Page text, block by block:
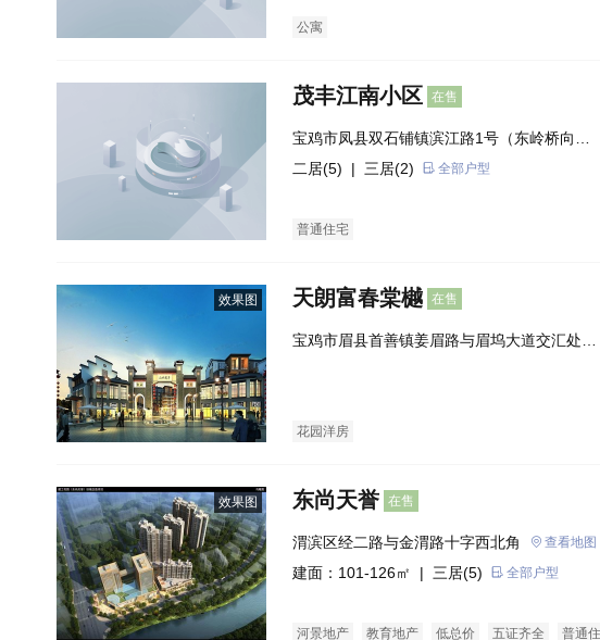
公寓
茂丰江南小区 在售
宝鸡市凤县双石铺镇滨江路1号（东岭桥向东
500米）
二居(5) | 三居(2) 全部户型
普通住宅
效果图 天朗富春棠樾 在售
宝鸡市眉县首善镇姜眉路与眉坞大道交汇处东
花园洋房
效果图 东尚天誉 在售
渭滨区经二路与金渭路十字西北角 查看地图
建面：101-126㎡ | 三居(5) 全部户型
河景地产 教育地产 低总价 五证齐全 普通